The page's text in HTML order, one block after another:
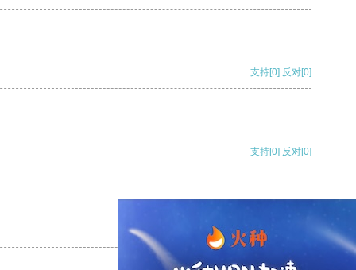
支持[0] 反对[0]
支持[0] 反对[0]
支持